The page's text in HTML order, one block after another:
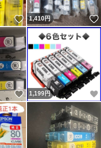
いいね！
1,410円
いいね！
1,199円